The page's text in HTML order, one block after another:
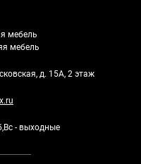
мебель
мебель
д. 15А, 2 этаж
- выходные